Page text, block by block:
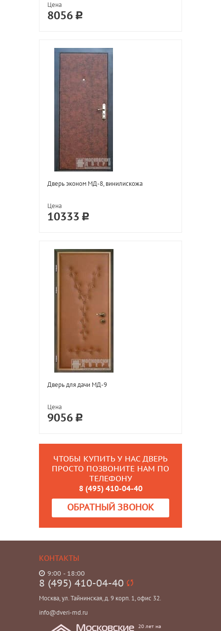
Цена
8056
Дверь эконом МД-8, винилискожа
Цена
10333
Дверь для дачи МД-9
Цена
9056
ЧТОБЫ КУПИТЬ У НАС ДВЕРЬ
ПРОСТО ПОЗВОНИТЕ НАМ ПО
ТЕЛЕФОНУ
8 (495) 410-04-40
ОБРАТНЫЙ ЗВОНОК
КОНТАКТЫ
9:00 - 18:00
8 (495) 410-04-40
Москва, ул. Тайнинская, д. 9 корп. 1, офис 32.
info@dveri-md.ru
Московские
20 лет на